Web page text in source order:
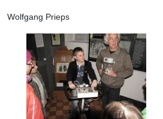
Wolfgang Prieps